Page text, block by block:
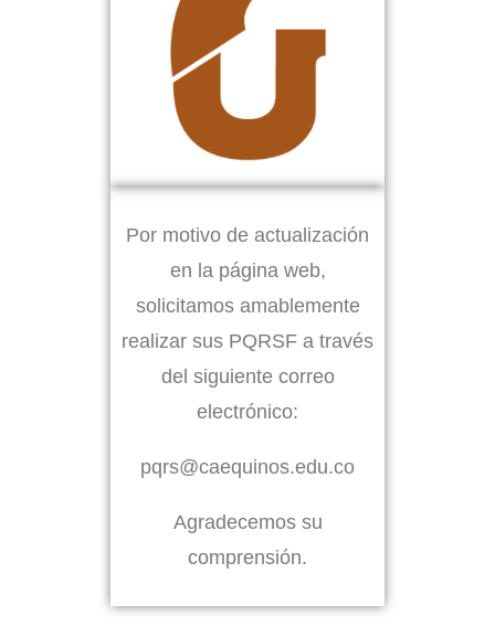
Por motivo de actualización
en la página web,
solicitamos amablemente
realizar sus PQRSF a través
del siguiente correo
electrónico:
pqrs@caequinos.edu.co
Agradecemos su
comprensión.